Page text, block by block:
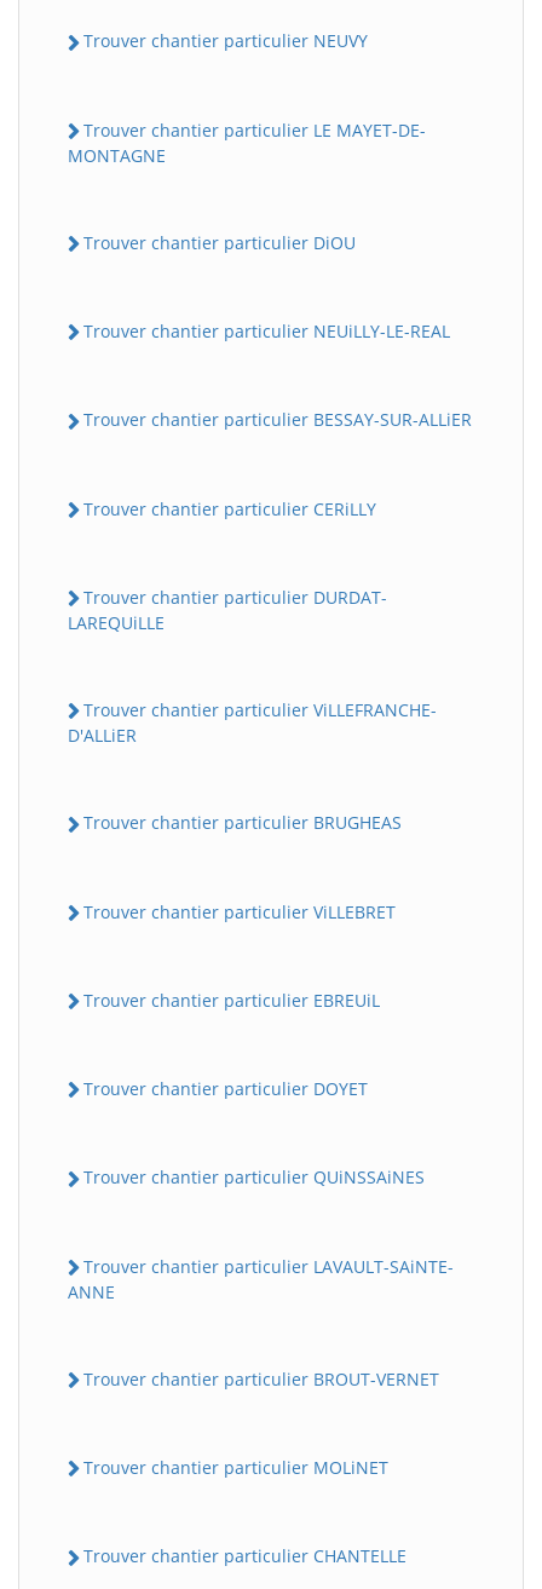
Trouver chantier particulier NEUVY
Trouver chantier particulier LE MAYET-DE-
MONTAGNE
Trouver chantier particulier DiOU
Trouver chantier particulier NEUiLLY-LE-REAL
Trouver chantier particulier BESSAY-SUR-ALLiER
Trouver chantier particulier CERiLLY
Trouver chantier particulier DURDAT-
LAREQUiLLE
Trouver chantier particulier ViLLEFRANCHE-
D'ALLiER
Trouver chantier particulier BRUGHEAS
Trouver chantier particulier ViLLEBRET
Trouver chantier particulier EBREUiL
Trouver chantier particulier DOYET
Trouver chantier particulier QUiNSSAiNES
Trouver chantier particulier LAVAULT-SAiNTE-
ANNE
Trouver chantier particulier BROUT-VERNET
Trouver chantier particulier MOLiNET
Trouver chantier particulier CHANTELLE